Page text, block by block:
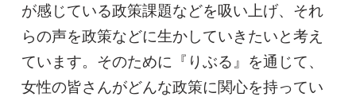
が感じている政策課題などを吸い上げ、それ
らの声を政策などに生かしていきたいと考え
ています。そのために『りぶる』を通じて、
女性の皆さんがどんな政策に関心を持ってい